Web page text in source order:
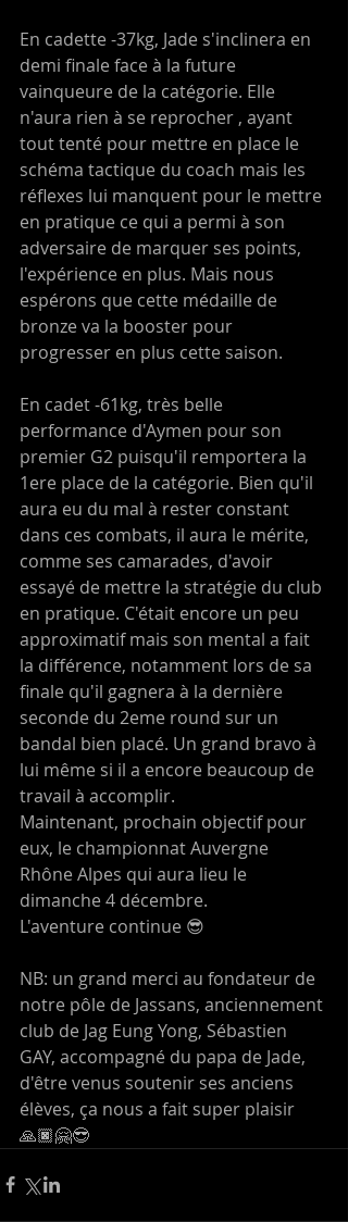
En cadette -37kg, Jade s'inclinera en
demi finale face à la future
vainqueure de la catégorie. Elle
n'aura rien à se reprocher , ayant
tout tenté pour mettre en place le
schéma tactique du coach mais les
réflexes lui manquent pour le mettre
en pratique ce qui a permi à son
adversaire de marquer ses points,
l'expérience en plus. Mais nous
espérons que cette médaille de
bronze va la booster pour
progresser en plus cette saison.
En cadet -61kg, très belle
performance d'Aymen pour son
premier G2 puisqu'il remportera la
1ere place de la catégorie. Bien qu'il
aura eu du mal à rester constant
dans ces combats, il aura le mérite,
comme ses camarades, d'avoir
essayé de mettre la stratégie du club
en pratique. C'était encore un peu
approximatif mais son mental a fait
la différence, notamment lors de sa
finale qu'il gagnera à la dernière
seconde du 2eme round sur un
bandal bien placé. Un grand bravo à
lui même si il a encore beaucoup de
travail à accomplir.
Maintenant, prochain objectif pour
eux, le championnat Auvergne
Rhône Alpes qui aura lieu le
dimanche 4 décembre.
L'aventure continue 😎
NB: un grand merci au fondateur de
notre pôle de Jassans, anciennement
club de Jag Eung Yong, Sébastien
GAY, accompagné du papa de Jade,
d'être venus soutenir ses anciens
élèves, ça nous a fait super plaisir
🙏🏿🤗😎